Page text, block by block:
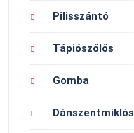
Pilisszántó
Tápiószőlős
Gomba
Dánszentmiklós